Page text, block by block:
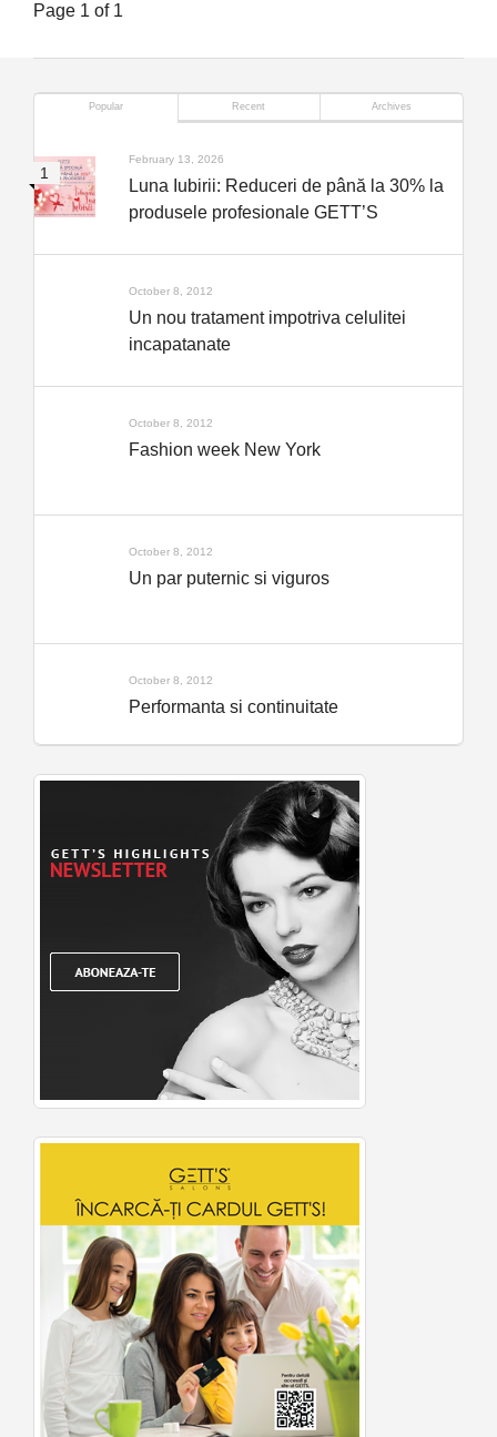
Page 1 of 1
Popular Recent Archives
February 13, 2026
Luna Iubirii: Reduceri de până la 30% la
produsele profesionale GETT’S
October 8, 2012
Un nou tratament impotriva celulitei
incapatanate
October 8, 2012
Fashion week New York
October 8, 2012
Un par puternic si viguros
October 8, 2012
Performanta si continuitate